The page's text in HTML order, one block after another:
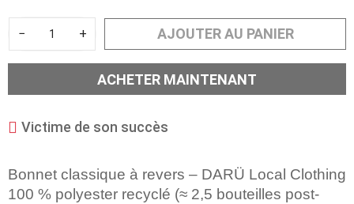
Bonnet classique à revers – DARÜ Local Clothing
100 % polyester recyclé (≈ 2,5 bouteilles post-
− + AJOUTER AU PANIER
ACHETER MAINTENANT
Victime de son succès